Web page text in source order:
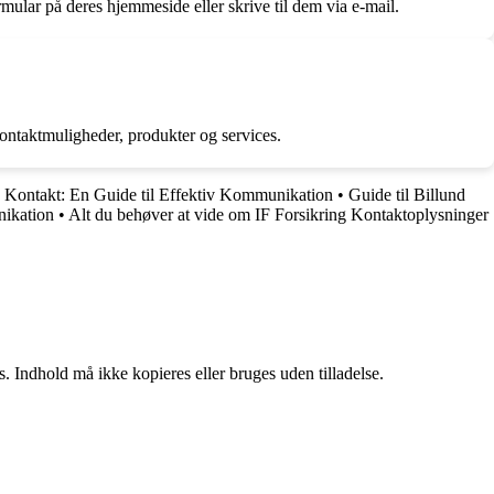
på deres hjemmeside eller skrive til dem via e-mail.
produkter og services.
Kontakt: En Guide til Effektiv Kommunikation • Guide til Billund
• Alt du behøver at vide om IF Forsikring Kontaktoplysninger
må ikke kopieres eller bruges uden tilladelse.